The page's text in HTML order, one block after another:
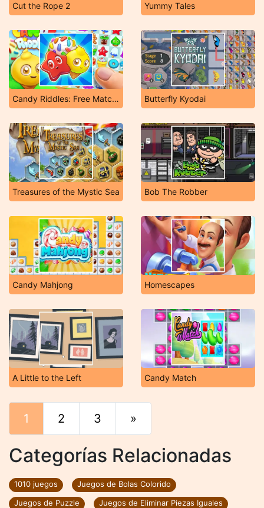
Cut the Rope 2 Yummy Tales
Candy Riddles: Free Match 3 Puzzle Butterfly Kyodai
Treasures of the Mystic Sea Bob The Robber
Candy Mahjong Homescapes
A Little to the Left Candy Match
1 2 3 »
Categorías Relacionadas
1010 juegos
Juegos de Bolas Colorido
Juegos de Puzzle
Juegos de Eliminar Piezas Iguales